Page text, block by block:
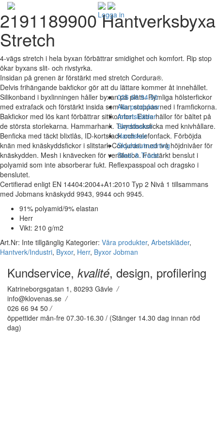
Logga in
026 66 94 50
Alla produkter
Arbetskläder
Skyddsskor
Handskar
Skyddsutrustning
Steel & Trade
2191189900 Hantverksbyxa
Stretch
4-vägs stretch i hela byxan förbättrar smidighet och komfort. Rip stop
ökar byxans slit- och rivstyrka.
Insidan på grenen är förstärkt med stretch Cordura®.
Delvis frihängande bakfickor gör att du lättare kommer åt innehållet.
Silikonband i byxlinningen håller byxan på plats. Rymliga hölsterfickor
med extrafack och förstärkt insida som kan stoppas ned i framfickorna.
Bakfickor med lös kant förbättrar sittkomfort. Extra hällor för bältet på
de största storlekarna. Hammarhank. Tumstocksficka med knivhållare.
Benficka med täckt blixtlås, ID-kortsfack och telefonfack. Förböjda
knän med knäskyddsfickor i slitstark Cordura® med två höjdnivåer för
knäskydden. Mesh i knävecken för ventilation. Förstärkt benslut i
polyamid som inte absorberar fukt. Reflexpasspoal och dragsko i
benslutet.
Certifierad enligt EN 14404:2004+A1:2010 Typ 2 Nivå 1 tillsammans
med Jobmans knäskydd 9943, 9944 och 9945.
91% polyamid/9% elastan
Herr
Vikt: 210 g/m2
Art.Nr: Inte tillgänglig Kategorier: Våra produkter, Arbetskläder,
Hantverk/Industri, Byxor, Herr, Byxor Jobman
Kundservice, kvalité, design, profilering
Katrineborgsgatan 1, 80293 Gävle/
info@klovenas.se/
026 66 94 50/
öppettider mån-fre 07.30-16.30 / (Stänger 14.30 dag innan röd
dag)